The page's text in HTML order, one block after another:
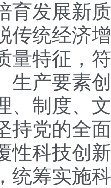
发展新质
传统经济
量特征，
生产要素
、制度、
持党的全
性科技创
统筹实施